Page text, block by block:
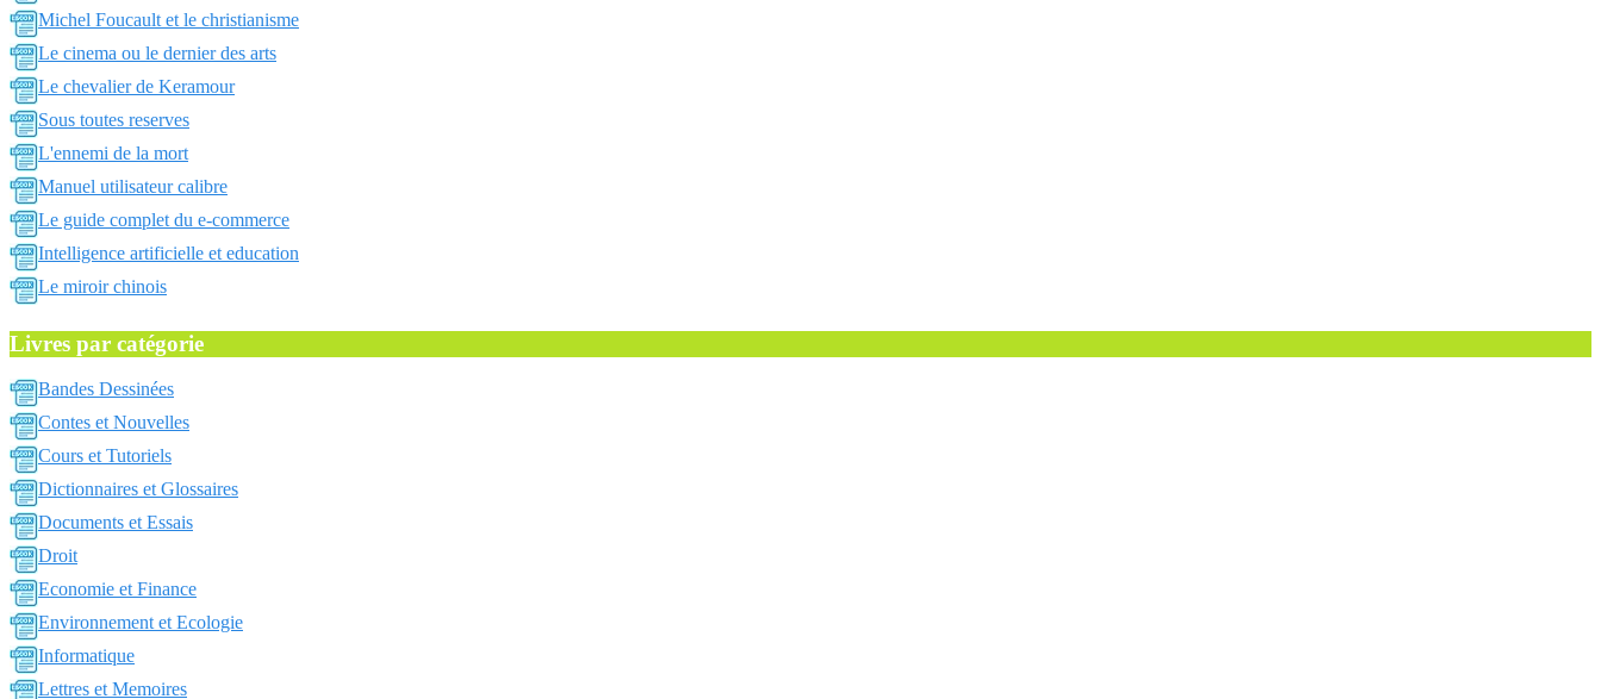
Michel Foucault et le christianisme
Le cinema ou le dernier des arts
Le chevalier de Keramour
Sous toutes reserves
L'ennemi de la mort
Manuel utilisateur calibre
Le guide complet du e-commerce
Intelligence artificielle et education
Le miroir chinois
Livres par catégorie
Bandes Dessinées
Contes et Nouvelles
Cours et Tutoriels
Dictionnaires et Glossaires
Documents et Essais
Droit
Economie et Finance
Environnement et Ecologie
Informatique
Lettres et Memoires